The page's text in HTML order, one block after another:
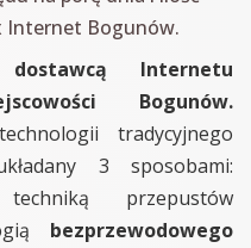
Internet Bogunów.
dostawcą Internetu
Bogunów.
tradycyjnego
3 sposobami:
przepustów
bezprzewodowego